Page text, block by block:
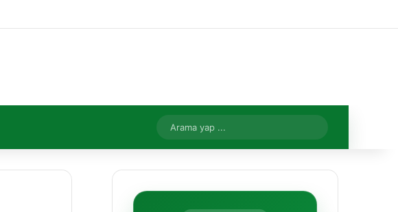
Rastgele Makale
yap